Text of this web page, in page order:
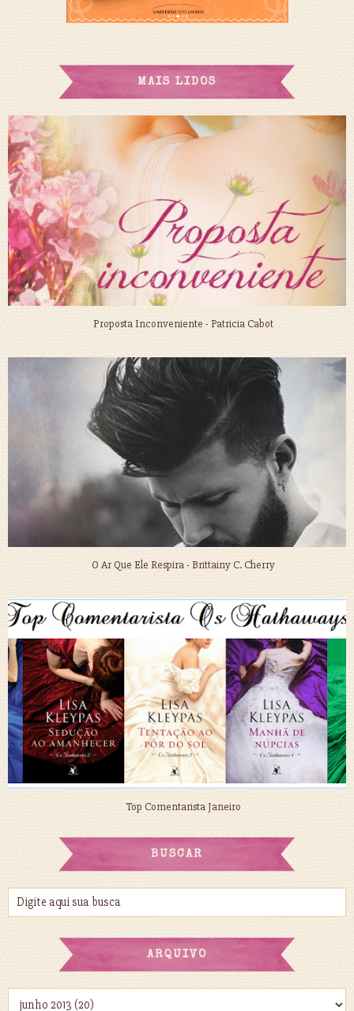
MAIS LIDOS
Proposta Inconveniente - Patricia Cabot
O Ar Que Ele Respira - Brittainy C. Cherry
Top Comentarista Janeiro
BUSCAR
ARQUIVO